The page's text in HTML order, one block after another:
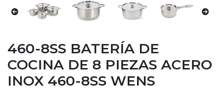
460-8SS BATERÍA DE
COCINA DE 8 PIEZAS ACERO
INOX 460-8SS WENS